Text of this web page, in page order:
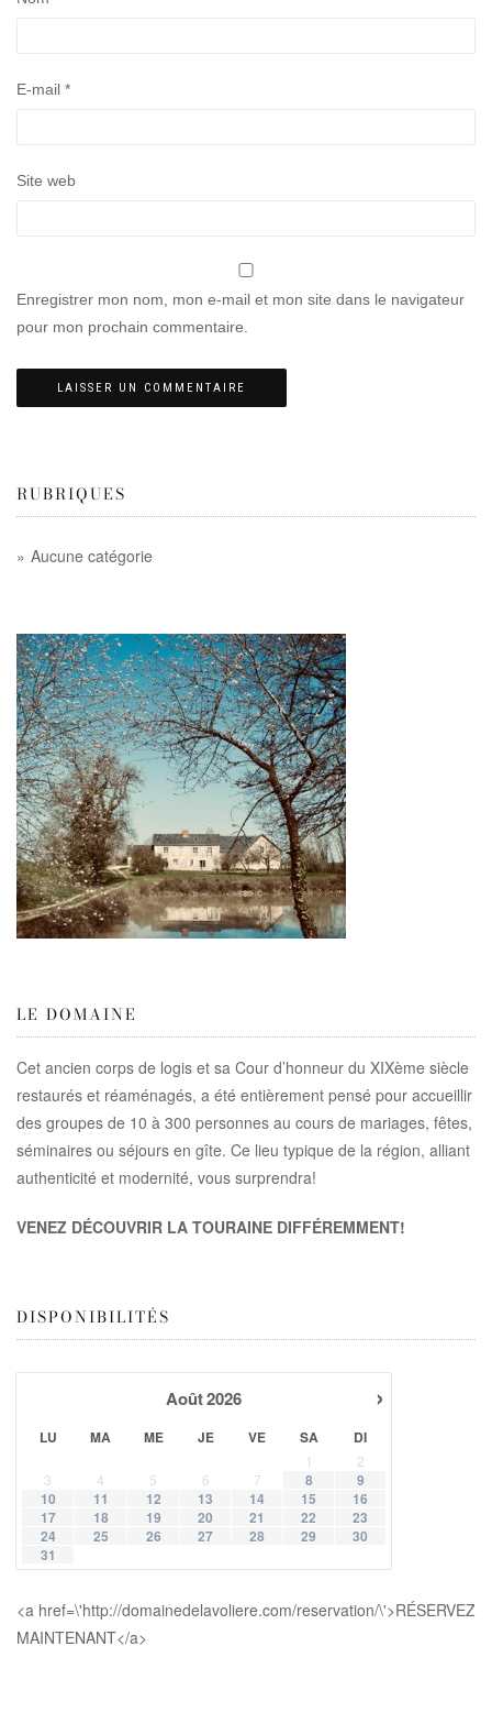
E-mail *
Site web
Enregistrer mon nom, mon e-mail et mon site dans le navigateur
pour mon prochain commentaire.
RUBRIQUES
Aucune catégorie
LE DOMAINE
Cet ancien corps de logis et sa Cour d’honneur du XIXème siècle
restaurés et réaménagés, a été entièrement pensé pour accueillir
des groupes de 10 à 300 personnes au cours de mariages, fêtes,
séminaires ou séjours en gîte. Ce lieu typique de la région, alliant
authenticité et modernité, vous surprendra!
VENEZ DÉCOUVRIR LA TOURAINE DIFFÉREMMENT!
DISPONIBILITÉS
›
Août2026
LU MA ME JE VE SA DI
1
2
3
4 5 6 7 8
9
10
11 12 13 14 15
16
17
18 19 20 21 22
23
24
25 26 27 28 29
30
31
<a href=\'http://domainedelavoliere.com/reservation/\'>RÉSERVEZ
MAINTENANT</a>